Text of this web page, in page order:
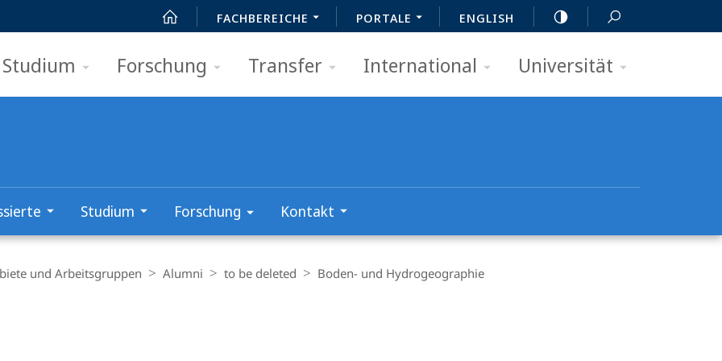
FACHBEREICHE PORTALE ENGLISH
Studium Forschung Transfer International Universität
Studium Forschung Kontakt
und Arbeitsgruppen Alumni to be deleted
Boden- und Hydrogeographie